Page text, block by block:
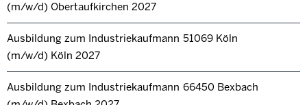
(m/w/d) Obertaufkirchen 2027
Ausbildung zum Industriekaufmann
(m/w/d) Köln 2027
51069 Köln
Ausbildung zum Industriekaufmann 66450 Bexbach